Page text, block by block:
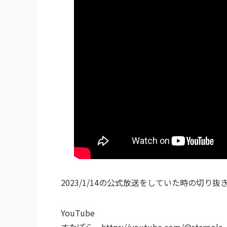
2023/1/14の公式放送をしていた時の切り抜
YouTube